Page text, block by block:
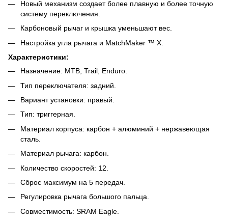
Новый механизм создает более плавную и более точную
систему переключения.
Карбоновый рычаг и крышка уменьшают вес.
Настройка угла рычага и MatchMaker ™ X.
Характеристики:
Назначение: MTB, Trail, Enduro.
Тип переключателя: задний.
Вариант установки: правый.
Тип: триггерная.
Материал корпуса: карбон + алюминий + нержавеющая
сталь.
Материал рычага: карбон.
Количество скоростей: 12.
Сброс максимум на 5 передач.
Регулировка рычага большого пальца.
Совместимость: SRAM Eagle.